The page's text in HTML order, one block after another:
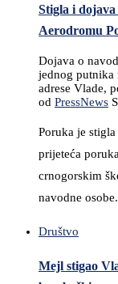
Stigla i
Aerodromu
Dojava o
jednog putnika
adrese Vlade,
od PressNews
Poruka je
prijeteća
crnogorskim
navodne
Društvo
Mejl stigao